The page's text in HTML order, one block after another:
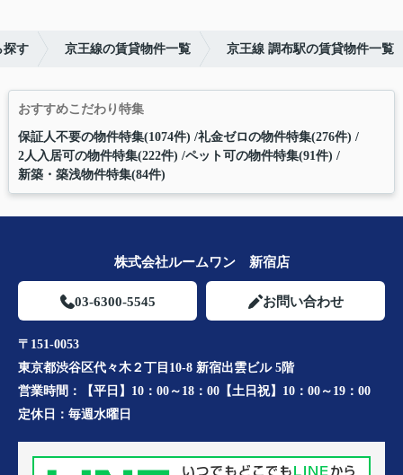
探す 京王線の賃貸物件一覧 京王線 調布駅の賃貸物件一覧
おすすめこだわり特集
保証人不要の物件特集(1074件) 礼金ゼロの物件特集(276件)
2人入居可の物件特集(222件) ペット可の物件特集(91件)
新築・築浅物件特集(84件)
株式会社ルームワン 新宿店
03-6300-5545 お問い合わせ
〒151-0053
東京都渋谷区代々木２丁目10-8 新宿出雲ビル 5階
営業時間：
【平日】10：00～18：00【土日祝】10：00～19：00
定休日： 毎週水曜日